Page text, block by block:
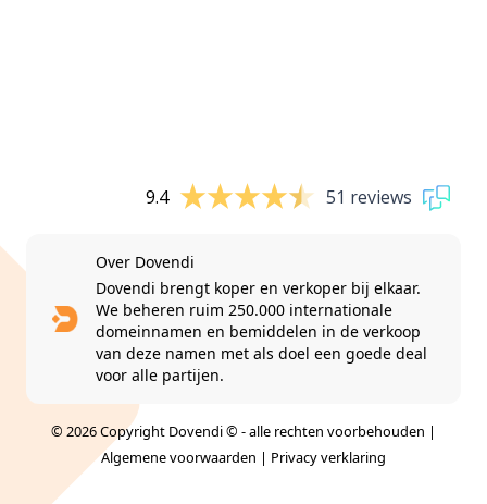
9.4 51 reviews
Over Dovendi
Dovendi brengt koper en verkoper bij elkaar.
We beheren ruim 250.000 internationale
domeinnamen en bemiddelen in de verkoop
van deze namen met als doel een goede deal
voor alle partijen.
© 2026 Copyright Dovendi © - alle rechten voorbehouden |
Algemene voorwaarden | Privacy verklaring